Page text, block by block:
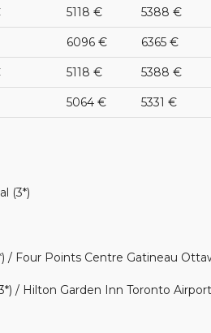
5118 € 5388 €
6096 € 6365 €
5118 € 5388 €
5064 € 5331 €
(3*)
Four Points Centre Gatineau
/ Hilton Garden Inn Toronto Airport